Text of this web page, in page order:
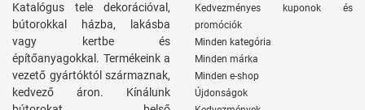
Katalógus tele dekorációval,
bútorokkal házba, lakásba
vagy kertbe és
építőanyagokkal. Termékeink a
vezető gyártóktól származnak,
kedvező áron. Kínálunk
Kedvezményes kuponok és
promóciók
Minden kategória
Minden márka
Minden e-shop
Újdonságok